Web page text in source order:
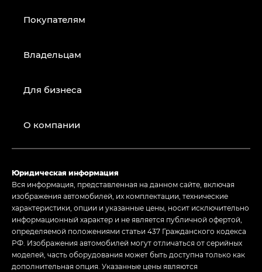
Покупателям
Владельцам
Для бизнеса
О компании
Юридическая информация
Вся информация, представленная на данном сайте, включая
изображения автомобилей, их комплектации, технические
характеристики, опции и указанные цены, носит исключительно
информационный характер и не является публичной офертой,
определяемой положениями статьи 437 Гражданского кодекса
РФ. Изображения автомобилей могут отличаться от серийных
моделей, часть оборудования может быть доступна только как
дополнительная опция. Указанные цены являются